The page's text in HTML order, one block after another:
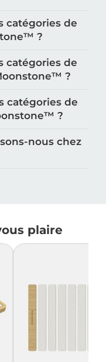
catégories de
?
catégories de
?
catégories de
?
nous chez
plaire